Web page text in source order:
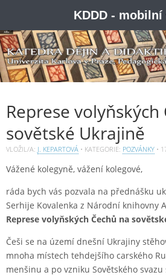
Represe volyňských
sovětské Ukrajině
VLOŽIL/A: J. KEPARTOVÁ • KATEGORIE: POZVÁNKY •
Vážené kolegyně, vážení kolegové,
ráda bych vás pozvala na přednášku
Serhije Kovalenka z Národní knihovny
Represe volyňských Čechů na
Češi se na území dnešní Ukrajiny
mnoha místech tehdejšího carského
menšinu a po vzniku Sovětského
KDDD - mobilní